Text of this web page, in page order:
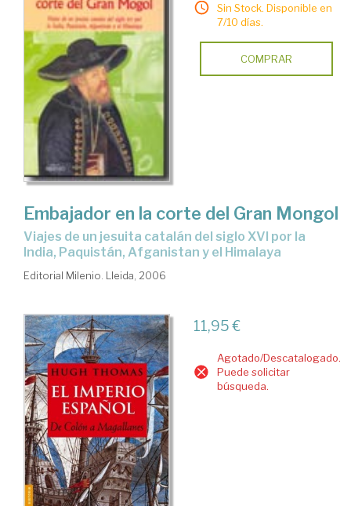
Sin Stock. Disponible en
7/10 días.
COMPRAR
Embajador en la corte del Gran Mongol
viajes de un jesuita catalán del siglo XVI por la
India, Paquistán, Afganistan y el Himalaya
Editorial Milenio. Lleida, 2006
11,95 €
Agotado/Descatalogado.
Puede solicitar
búsqueda.